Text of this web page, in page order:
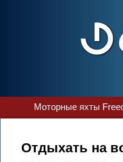
Моторные яхты
Отдыхать на